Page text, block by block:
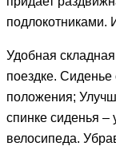
подлокотниками.
Удобная
поездке. Сиденье
положения;
спинке сиденья –
велосипеда.